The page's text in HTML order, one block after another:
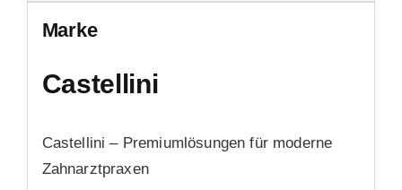
Marke
Castellini
Castellini – Premiumlösungen für moderne
Zahnarztpraxen